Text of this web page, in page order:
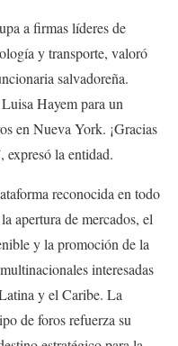
a firmas líderes de
y transporte, valoró
salvadoreña.
Hayem para un
en Nueva York. ¡Gracias
expresó la entidad.
reconocida en todo
apertura de mercados, el
y la promoción de la
interesadas
y el Caribe. La
de foros refuerza su